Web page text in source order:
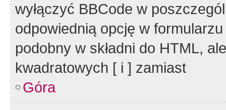
wyłączyć BBCode w
odpowiednią opcję w
podobny w składni do HTML,
kwadratowych [ i ] zamiast
Góra